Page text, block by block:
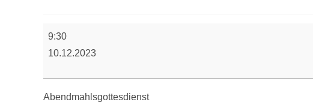
Abendmahlsgottesdienst
9:30
10.12.2023
Abendmahlsgottesdienst